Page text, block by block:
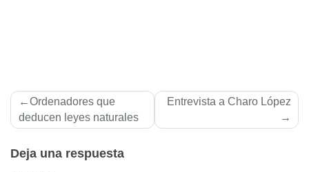
Navegación
de
Ordenadores que
deducen leyes naturales
Entrevista a Charo López
Deja una respuesta